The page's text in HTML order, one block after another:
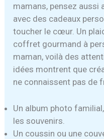
mamans, pensez aussi
avec des cadeaux
toucher le cœur. Un
coffret gourmand à
maman, voilà des
idées montrent que
ne connaissent pas de
Un album photo
les souvenirs.
Un coussin ou une